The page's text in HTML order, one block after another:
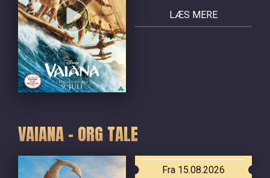
LÆS MERE
VAIANA - ORG TALE
Fra 15.08.2026